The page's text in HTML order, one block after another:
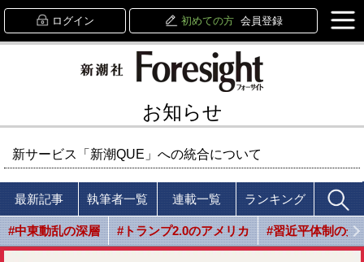
ログイン 初めての方 会員登録
お知らせ
新サービス「新潮QUE」への統合について
最新記事 執筆者一覧 連載一覧 ランキング
#中東動乱の深層 #トランプ2.0のアメリカ #習近平体制の光